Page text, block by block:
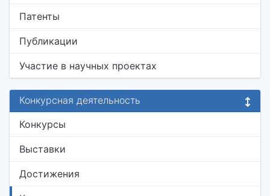
Патенты
Публикации
Участие в научных проектах
Конкурсная деятельность
Конкурсы
Выставки
Достижения